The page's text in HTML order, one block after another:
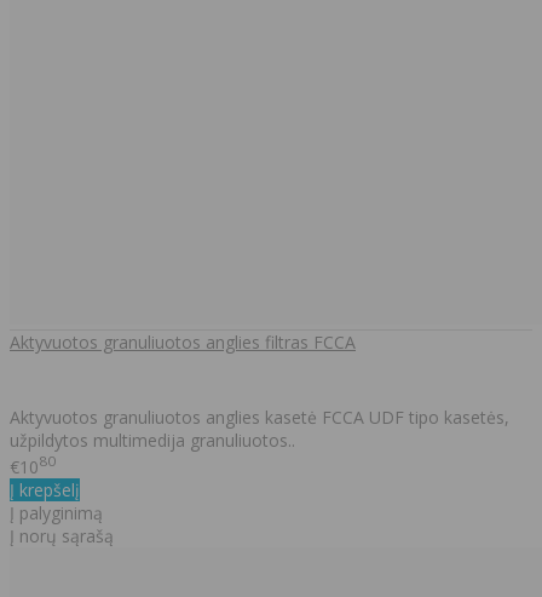
Aktyvuotos granuliuotos anglies filtras FCCA
Aktyvuotos granuliuotos anglies kasetė FCCA UDF tipo kasetės,
užpildytos multimedija granuliuotos..
€1080
Į krepšelį
Į palyginimą
Į norų sąrašą